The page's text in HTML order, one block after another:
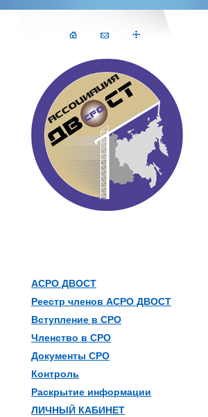
АСРО ДВОСТ
Реестр членов АСРО ДВОСТ
Вступление в СРО
Членство в СРО
Документы СРО
Контроль
Раскрытие информации
ЛИЧНЫЙ КАБИНЕТ